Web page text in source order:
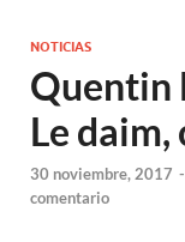
NOTICIAS
Quentin
Le
30 noviembre, 2017 -
comentario